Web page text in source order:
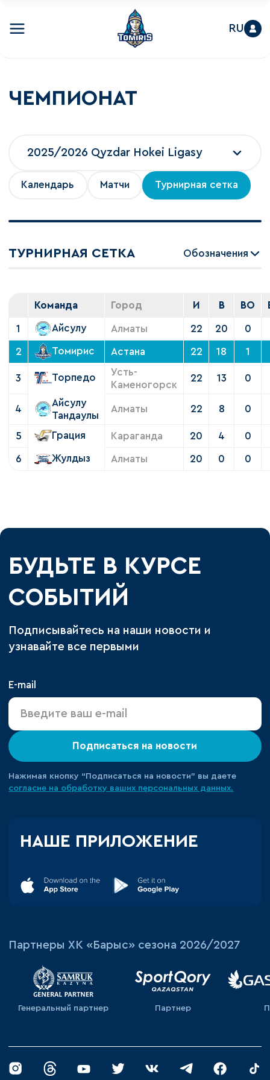
RU
ЧЕМПИОНАТ
Календарь Матчи Турнирная сетка
2025/2026 Qyzdar Hokei Ligasy
ТУРНИРНАЯ СЕТКА Обозначения
Команда Город И В ВО
1 Айсулу Алматы 22 20 0
2 Томирис Астана 22 18 1
3 Торпедо
Усть-
Каменогорск
22 13 0
4
Айсулу
Тандаулы
Алматы 22 8 0
5 Грация Караганда 20 4 0
6 Жулдыз Алматы 20 0 0
БУДЬТЕ В КУРСЕ
СОБЫТИЙ
Подписывайтесь на наши новости и
узнавайте все первыми
E-mail
Подписаться на новости
Нажимая кнопку “Подписаться на новости” вы даете
согласие на обработку ваших персональных данных.
НАШЕ ПРИЛОЖЕНИЕ
Партнеры ХК «Барыс» сезона 2026/2027
Генеральный партнер Партнер